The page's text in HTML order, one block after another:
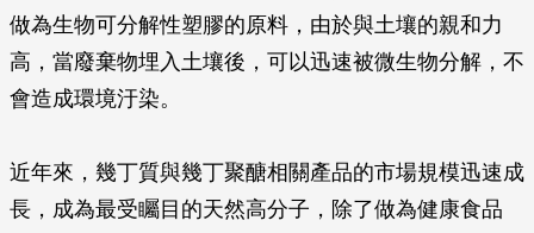
做為生物可分解性塑膠的原料，由於與土壤的親和力
高，當廢棄物埋入土壤後，可以迅速被微生物分解，不
會造成環境汙染。
近年來，幾丁質與幾丁聚醣相關產品的市場規模迅速成
長，成為最受矚目的天然高分子，除了做為健康食品